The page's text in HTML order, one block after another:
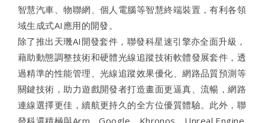
智慧汽車、物聯網、個人電腦等智慧終端裝置，有利各領
域生成式AI應用的開發。
除了推出天璣AI開發套件，聯發科星速引擎亦全面升級，
藉助動態調整技術和硬體光線追蹤技術軟體發展套件，透
過精準的性能管理、光線追蹤效果優化、網路品質預測等
關鍵技術，助力遊戲開發者打造畫面更逼真、流暢，網路
連線選擇更佳，續航更持久的全方位優質體驗。此外，聯
發科還積極與Arm、Google、Khronos、Unreal Engine